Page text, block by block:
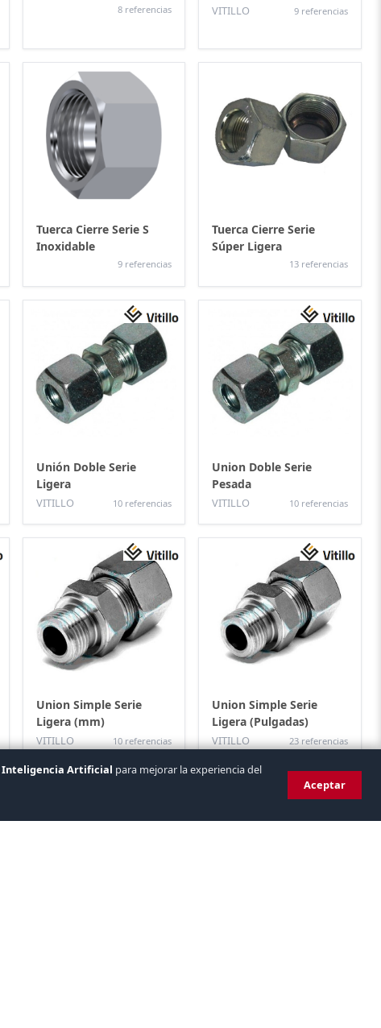
8 referencias VITILLO 9 referencias
Tuerca Cierre Serie S
Inoxidable
9 referencias
Tuerca Cierre Serie
Súper Ligera
13 referencias
Unión Doble Serie
Ligera
VITILLO 10 referencias
Union Doble Serie
Pesada
VITILLO 10 referencias
Union Simple Serie
Ligera (mm)
VITILLO 10 referencias
Union Simple Serie
Ligera (Pulgadas)
VITILLO 23 referencias
Inteligencia Artificial para mejorar la experiencia del
Aceptar